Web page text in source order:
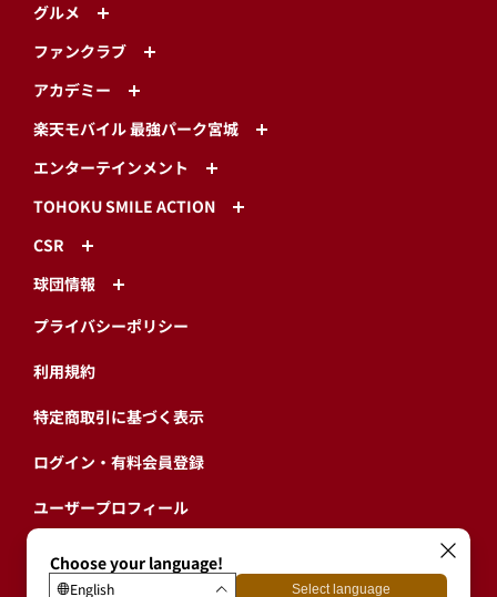
グルメ
ファンクラブ
アカデミー
楽天モバイル 最強パーク宮城
エンターテインメント
TOHOKU SMILE ACTION
CSR
球団情報
プライバシーポリシー
利用規約
特定商取引に基づく表示
ログイン・有料会員登録
ユーザープロフィール
会員情報引継ぎ